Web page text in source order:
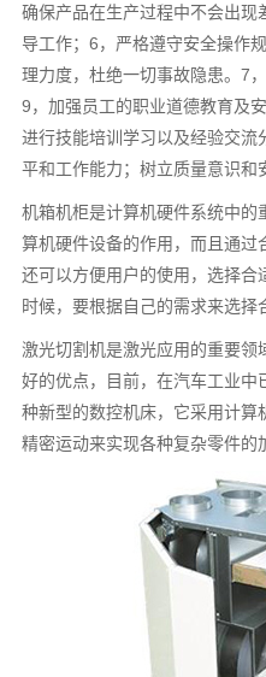
确保产品在生产过程中不会出
导工作；6，严格遵守安全操作
理力度，杜绝一切事故隐患。7
9，加强员工的职业道德教育及
进行技能培训学习以及经验交流
平和工作能力；树立质量意识和
机箱机柜是计算机硬件系统中
算机硬件设备的作用，而且通过
还可以方便用户的使用，选择合
时候，要根据自己的需求来选择
激光切割机是激光应用的重要
好的优点，目前，在汽车工业
种新型的数控机床，它采用计
精密运动来实现各种复杂零件的